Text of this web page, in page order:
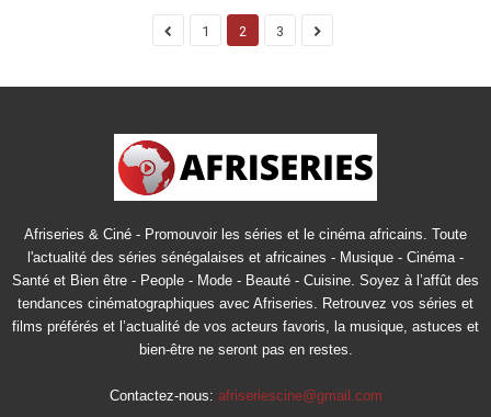
1 2 3
Afriseries & Ciné - Promouvoir les séries et le cinéma africains. Toute
l'actualité des séries sénégalaises et africaines - Musique - Cinéma -
Santé et Bien être - People - Mode - Beauté - Cuisine. Soyez à l’affût des
tendances cinématographiques avec Afriseries. Retrouvez vos séries et
films préférés et l’actualité de vos acteurs favoris, la musique, astuces et
bien-être ne seront pas en restes.
Contactez-nous: afriseriescine@gmail.com